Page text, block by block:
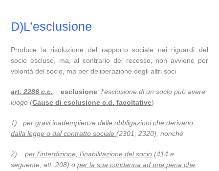
D)L’esclusione
Produce la risoluzione del rapporto sociale nei riguardi del
socio escluso, ma, al contrario del recesso, non avviene per
volontà del socio, ma per deliberazione degli altri soci
art. 2286 c.c. esclusione: l’esclusione di un socio può avere
luogo (Cause di esclusione c.d. facoltative)
1)per gravi inadempienze delle obbligazioni che derivano
dalla legge o dal contratto sociale(2301, 2320), nonché
2) per l’interdizione, l’inabilitazione del socio (414 e
seguente, att. 208) oper la sua condanna ad una pena che